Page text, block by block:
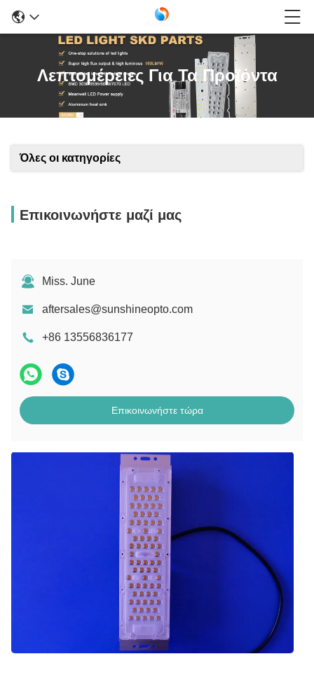
Λεπτομέρειες Για Τα Προϊόντα
Όλες οι κατηγορίες
Επικοινωνήστε μαζί μας
Miss. June
aftersales@sunshineopto.com
+86 13556836177
Επικοινωνήστε τώρα